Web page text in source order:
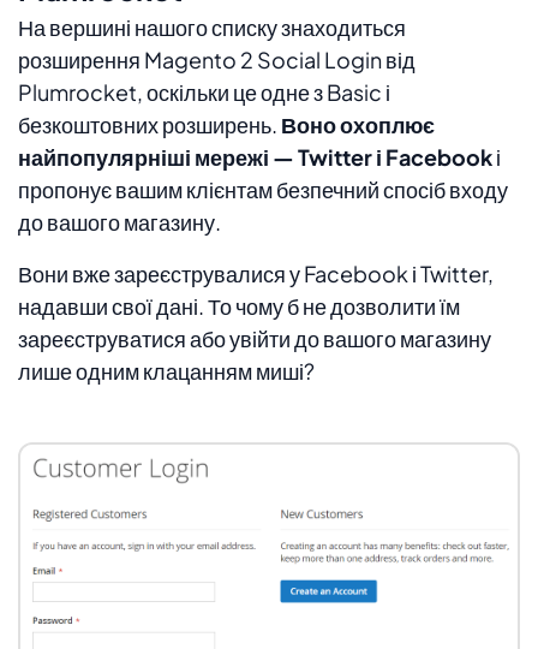
На вершині нашого списку знаходиться
розширення Magento 2 Social Login від
Plumrocket, оскільки це одне з Basic і
безкоштовних розширень. Воно охоплює
найпопулярніші мережі — Twitter і Facebookі
пропонує вашим клієнтам безпечний спосіб входу
до вашого магазину.
Вони вже зареєструвалися у Facebook і Twitter,
надавши свої дані. То чому б не дозволити їм
зареєструватися або увійти до вашого магазину
лише одним клацанням миші?